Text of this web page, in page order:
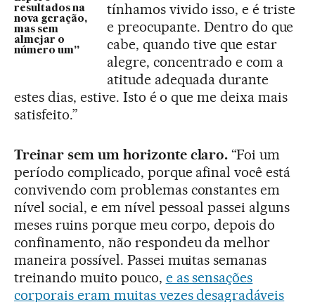
resultados na
nova geração,
mas sem
almejar o
número um”
tínhamos vivido isso, e é triste
e preocupante. Dentro do que
cabe, quando tive que estar
alegre, concentrado e com a
atitude adequada durante
estes dias, estive. Isto é o que me deixa mais
satisfeito.”
Treinar sem um horizonte claro. “Foi um
período complicado, porque afinal você está
convivendo com problemas constantes em
nível social, e em nível pessoal passei alguns
meses ruins porque meu corpo, depois do
confinamento, não respondeu da melhor
maneira possível. Passei muitas semanas
treinando muito pouco, e as sensações
corporais eram muitas vezes desagradáveis